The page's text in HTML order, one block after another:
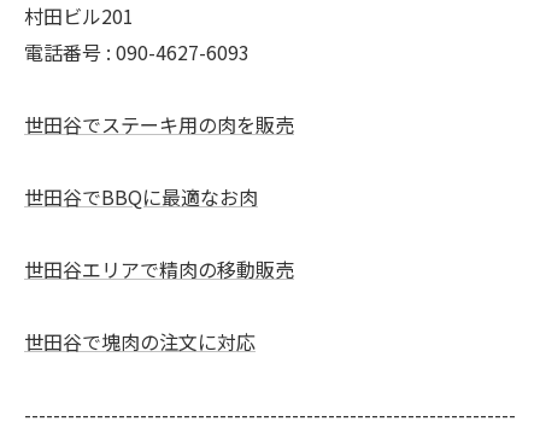
村田ビル201
電話番号 : 090-4627-6093
世田谷でステーキ用の肉を販売
世田谷でBBQに最適なお肉
世田谷エリアで精肉の移動販売
世田谷で塊肉の注文に対応
--------------------------------------------------------------------